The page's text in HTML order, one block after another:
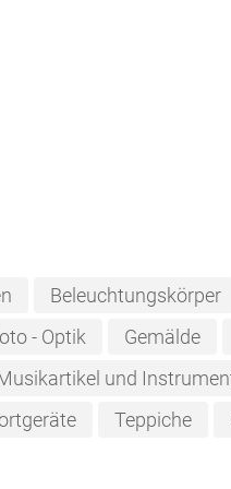
Beleuchtungskörper
- Optik Gemälde
und
Teppiche